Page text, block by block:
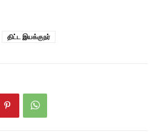
திட்ட இயக்குநர்